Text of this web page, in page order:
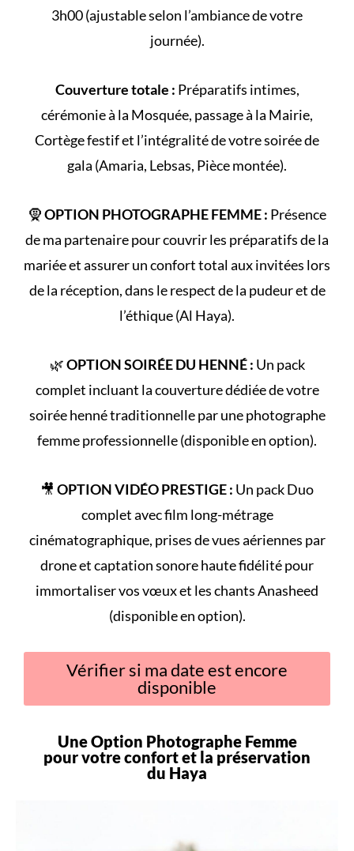
3h00 (ajustable selon l’ambiance de votre
journée).
Couverture totale : Préparatifs intimes,
cérémonie à la Mosquée, passage à la Mairie,
Cortègefestif et l’intégralité de votresoirée de
gala (Amaria, Lebsas, Pièce montée).
🧕OPTION PHOTOGRAPHE FEMME : Présence
de ma partenaire pour couvrir les préparatifs de la
mariée et assurer un confort total aux invitées lors
de la réception, dans le respect de la pudeur et de
l’éthique (Al Haya).
🌿OPTION SOIRÉE DU HENNÉ : Un pack
complet incluant la couverture dédiée de votre
soirée hennétraditionnelle par une photographe
femme professionnelle (disponible en option).
🎥 OPTION VIDÉO PRESTIGE : Un pack Duo
complet avec film long-métrage
cinématographique, prises de vues aériennes par
drone et captation sonore haute fidélité pour
immortaliser vos vœux et les chants Anasheed
(disponible en option).
Vérifier si ma date est encore
disponible
Une Option Photographe Femme
pour votreconfortet la préservation
du Haya